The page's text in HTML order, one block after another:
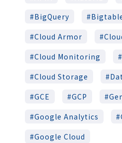
BigQuery
Cloud Armor
Cloud Monitoring
Cloud Storage
GCE
GCP
Google Analytics
Google Cloud